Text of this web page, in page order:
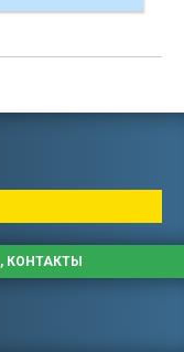
КОНТАКТЫ